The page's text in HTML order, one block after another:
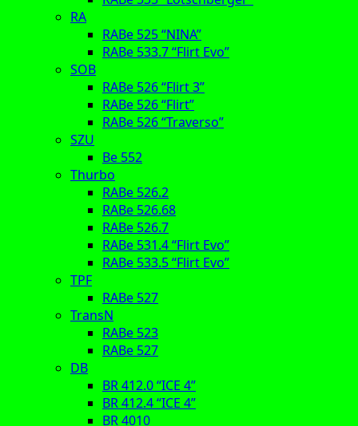
RA
RABe 525 “NINA”
RABe 533.7 “Flirt Evo”
SOB
RABe 526 “Flirt 3”
RABe 526 “Flirt”
RABe 526 “Traverso”
SZU
Be 552
Thurbo
RABe 526.2
RABe 526.68
RABe 526.7
RABe 531.4 “Flirt Evo”
RABe 533.5 “Flirt Evo”
TPF
RABe 527
TransN
RABe 523
RABe 527
DB
BR 412.0 “ICE 4”
BR 412.4 “ICE 4”
BR 4010